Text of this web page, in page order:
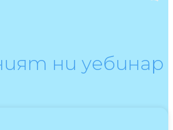
ни уебинар